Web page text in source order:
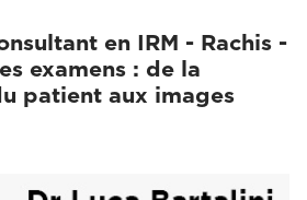
en IRM - Rachis -
examens : de la
patient aux images